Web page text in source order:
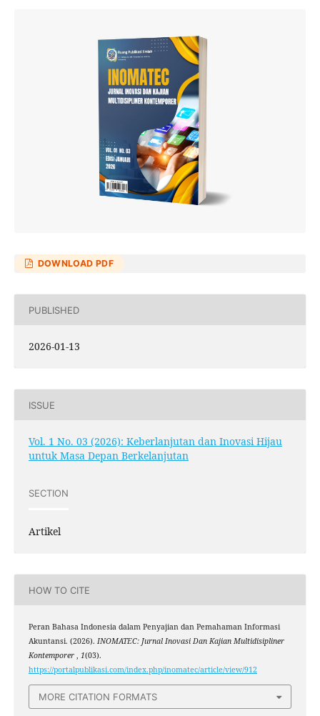
DOWNLOAD PDF
PUBLISHED
2026-01-13
ISSUE
Vol. 1 No. 03 (2026): Keberlanjutan dan Inovasi Hijau
untuk Masa Depan Berkelanjutan
SECTION
Artikel
HOW TO CITE
Peran Bahasa Indonesia dalam Penyajian dan Pemahaman Informasi
Akuntansi. (2026). INOMATEC: Jurnal Inovasi Dan Kajian Multidisipliner
Kontemporer , 1(03).
https://portalpublikasi.com/index.php/inomatec/article/view/912
MORE CITATION FORMATS